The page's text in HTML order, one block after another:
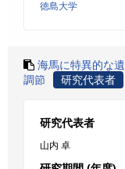
徳島大学
海馬に特異的な
調節
研究代表者
研究代表者
山内 卓